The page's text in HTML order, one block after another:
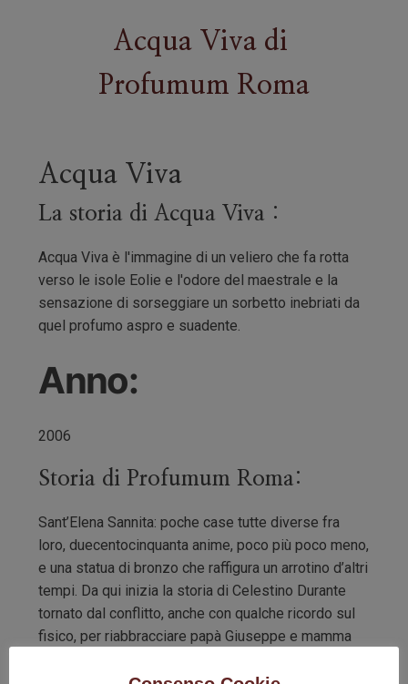
Acqua Viva di
Profumum Roma
Acqua Viva
La storia di Acqua Viva :
Acqua Viva è l'immagine di un veliero che fa rotta
verso le isole Eolie e l'odore del maestrale e la
sensazione di sorseggiare un sorbetto inebriati da
quel profumo aspro e suadente.
Anno:
2006
Storia di Profumum Roma:
Sant’Elena Sannita: poche case tutte diverse fra
loro, duecentocinquanta anime, poco più poco meno,
e una statua di bronzo che raffigura un arrotino d’altri
tempi. Da qui inizia la storia di Celestino Durante
tornato dal conflitto, anche con qualche ricordo sul
fisico, per riabbracciare papà Giuseppe e mamma